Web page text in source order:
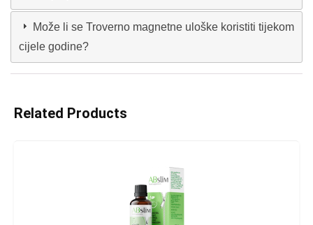
Može li se Troverno magnetne uloške koristiti tijekom
cijele godine?
Related Products